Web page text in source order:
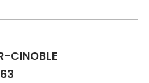
CINOBLE